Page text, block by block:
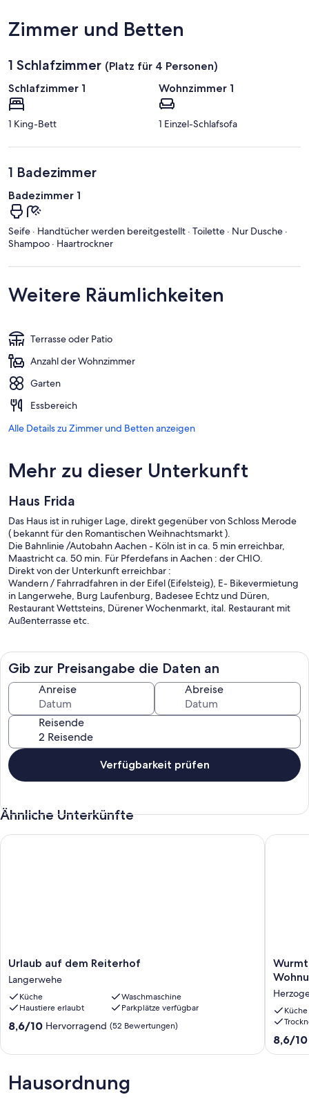
Zimmer und Betten
1 Schlafzimmer (Platz für 4 Personen)
Schlafzimmer 1
1 King-Bett
Wohnzimmer 1
1 Einzel-Schlafsofa
1 Badezimmer
Badezimmer 1
Seife · Handtücher werden bereitgestellt · Toilette · Nur Dusche ·
Shampoo · Haartrockner
Weitere Räumlichkeiten
Terrasse oder Patio
Anzahl der Wohnzimmer
Garten
Essbereich
Alle Details zu Zimmer und Betten anzeigen
Mehr zu dieser Unterkunft
Haus Frida
Das Haus ist in ruhiger Lage, direkt gegenüber von Schloss Merode
( bekannt für den Romantischen Weihnachtsmarkt ).
Die Bahnlinie /Autobahn Aachen - Köln ist in ca. 5 min erreichbar,
Maastricht ca. 50 min. Für Pferdefans in Aachen : der CHIO.
Direkt von der Unterkunft erreichbar :
Wandern / Fahrradfahren in der Eifel (Eifelsteig), E- Bikevermietung
in Langerwehe, Burg Laufenburg, Badesee Echtz und Düren,
Restaurant Wettsteins, Dürener Wochenmarkt, ital. Restaurant mit
Außenterrasse etc.
Gib zur Preisangabe die Daten an
Anreise Abreise
Reisende
Verfügbarkeit prüfen
Ähnliche Unterkünfte
Urlaub
auf
dem
Reiterhof
Langerwehe
Urlaub auf dem Reiterhof
Langerwehe
Küche
Waschmaschine
Haustiere erlaubt
Parkplätze verfügbar
8.6
(52
Bewertungen)
8,6/10 Hervorragend (52 Bewertungen)
Urlaub auf dem Reiterhof
Blick
Große
1
-
Küche
8.6
von
8,6/10
Hausordnung